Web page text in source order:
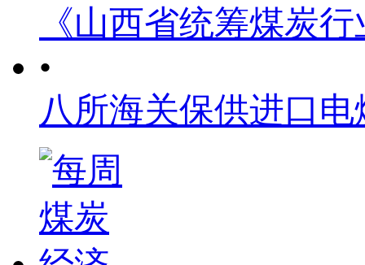
《山西省统筹煤炭
•
八所海关保供进口